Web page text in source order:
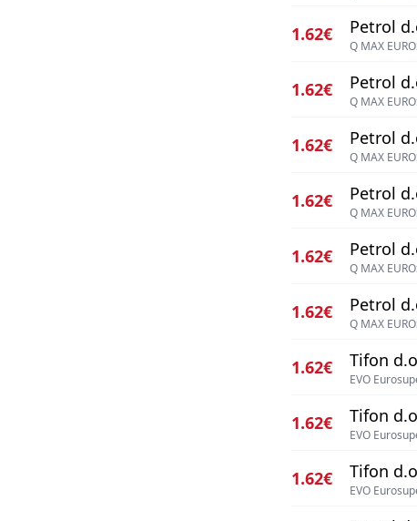
1.62€ Petrol
Q MAX
1.62€ Petrol
Q MAX
1.62€ Petrol
Q MAX
1.62€ Petrol
Q MAX
1.62€ Petrol
Q MAX
1.62€ Petrol
Q MAX
1.62€ Tifon
EVO
1.62€ Tifon
EVO
1.62€ Tifon
EVO